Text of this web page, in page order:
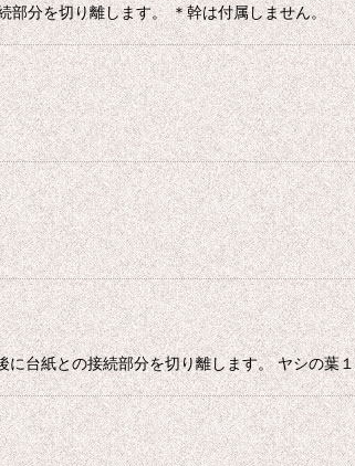
部分を切り離します。 ＊幹は付属しません。
台紙との接続部分を切り離します。 ヤシの葉１